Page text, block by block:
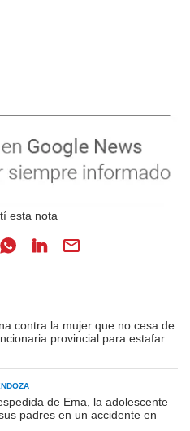
contra la mujer que no cesa de
provincial para estafar
de Ema, la adolescente
padres en un accidente en